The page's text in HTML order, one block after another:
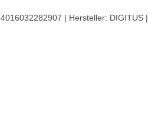
4016032282907 | Hersteller: DIGITUS |